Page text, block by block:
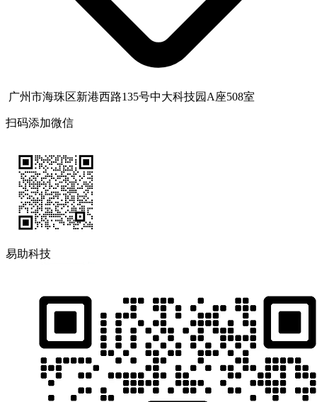
广州市海珠区新港西路135号中大科技园A座508室
扫码添加微信
易助科技